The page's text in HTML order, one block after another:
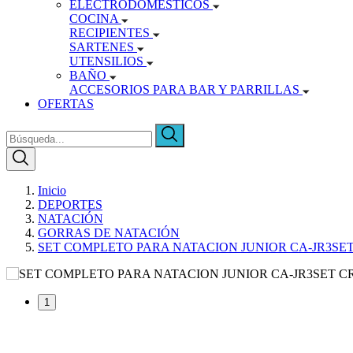
ELECTRODOMÉSTICOS
COCINA
RECIPIENTES
SARTENES
UTENSILIOS
BAÑO
ACCESORIOS PARA BAR Y PARRILLAS
OFERTAS
Inicio
DEPORTES
NATACIÓN
GORRAS DE NATACIÓN
SET COMPLETO PARA NATACION JUNIOR CA-
1